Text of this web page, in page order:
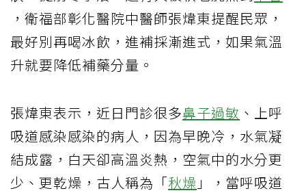
，衛福部彰化醫院中醫師張煒東提醒民眾，
最好別再喝冰飲，進補採漸進式，如果氣溫
升就要降低補藥分量。
張煒東表示，近日門診很多鼻子過敏 、上呼
吸道感染感染的病人，因為早晚冷，水氣凝
結成露，白天卻高溫炎熱，空氣中的水分更
少、更乾燥，古人稱為「秋燥 」，當呼吸道